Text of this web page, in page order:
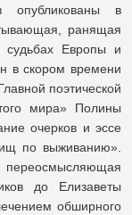
опубликованы в
ранящая
Европы и
в скором времени
поэтической
мира» Полины
очерков и эссе
по выживанию».
до Елизаветы
обширного